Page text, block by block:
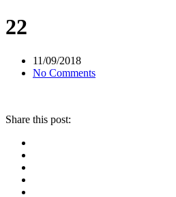
22
11/09/2018
No Comments
Share this post: